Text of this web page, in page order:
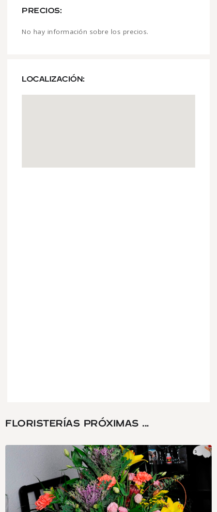
PRECIOS:
No hay información sobre los precios.
LOCALIZACIÓN:
FLORISTERÍAS PRÓXIMAS ...